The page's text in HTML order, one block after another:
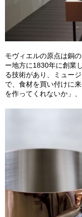
モヴィエルの原点は銅
ー地方に1830年に創業
る技術があり、ミュー
で、食材を買い付けに
を作ってくれないか」